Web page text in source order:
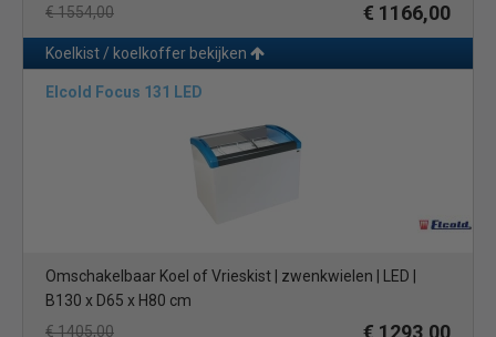
€ 1554,00
€ 1166,00
Koelkist / koelkoffer bekijken
Elcold Focus 131 LED
Omschakelbaar Koel of Vrieskist | zwenkwielen | LED |
B130 x D65 x H80 cm
€ 1405,00
€ 1293,00